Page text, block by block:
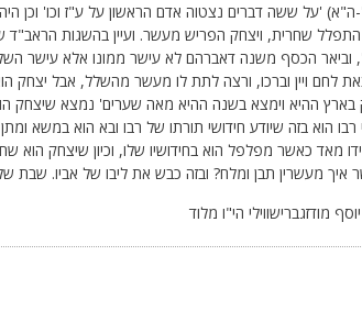
'על ששה דברים נצטוה אדם הראשון על ע"ז וכו' וכן
התפלל שחרית, ויצחק הפריש מעשר. ועיין בהשגות
וביאר הכסף משנה דאברהם לא עישר ממונו אלא עישר
לחם ויין וברכו, ורצה לתת לו מעשר מהשלל, אבל יצחק
בארץ ההיא וימצא בשנה ההיא מאה שערים' נמצא שיצחק
רבו הוא בזה שיודע חידושי תורתו של רבו ובא הוא במשא
מאד כאשר מפלפל הוא בחידושיו שלו, וכיון שיצחק הוא
איך מעשרין תבן ומלח? ובזה כבש את ליבו של אביו. שבת
מודזגברישווילי הי"ו מלוד